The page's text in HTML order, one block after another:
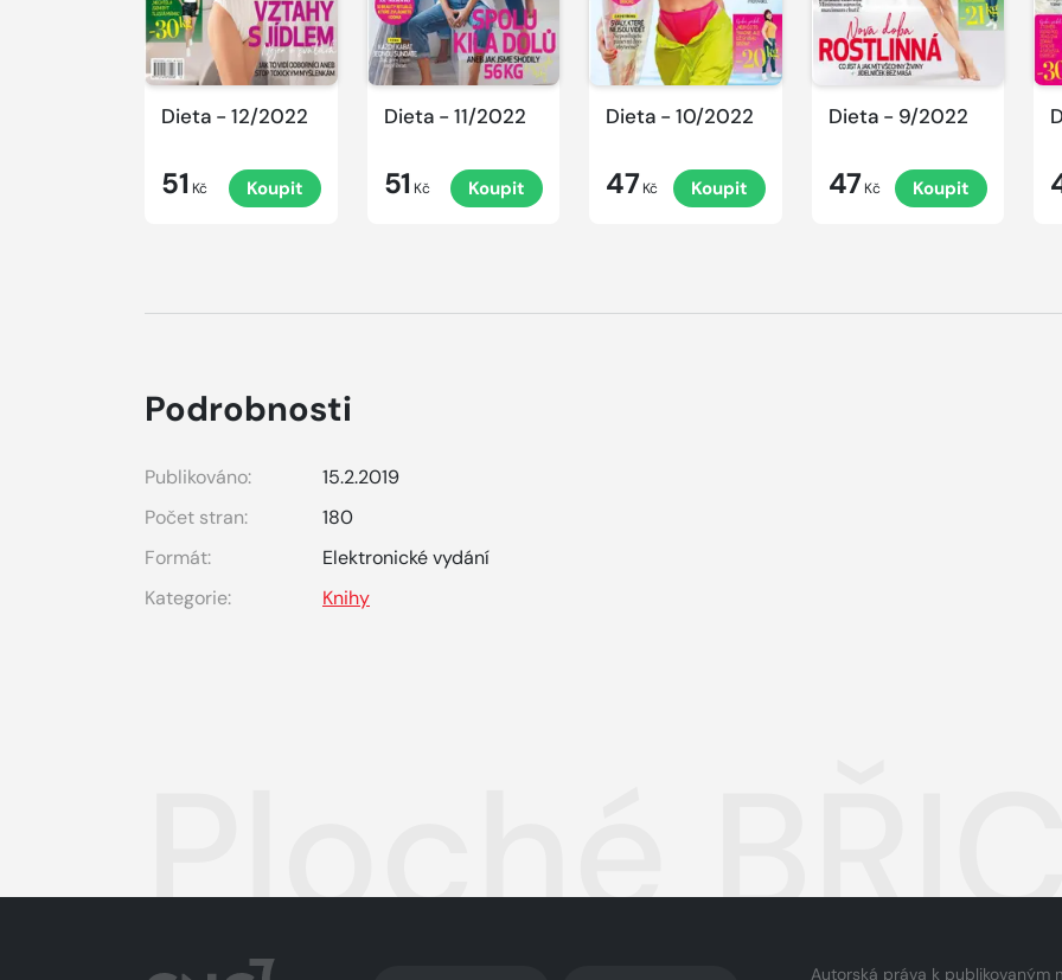
Dieta - 12/2022
51 Kč Koupit
Dieta - 11/2022
51 Kč Koupit
Dieta - 10/2022
47 Kč Koupit
Dieta - 9/2022
47 Kč Koupit
Podrobnosti
Publikováno:
15.2.2019
Počet stran:
180
Formát:
Elektronické vydání
Kategorie:
Knihy
Ploché
Autorská práva k publikovaným